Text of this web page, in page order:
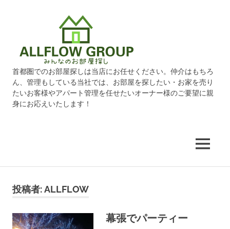
ル
フ
グ
ー
首都圏でのお部屋探しは当店にお任せください。仲介はもちろ
ん、管理もしている当社では、お部屋を探したい・お家を売り
たいお客様やアパート管理を任せたいオーナー様のご要望に親
身にお応えいたします！
MENU
投稿者:ALLFLOW
幕張でパーティー